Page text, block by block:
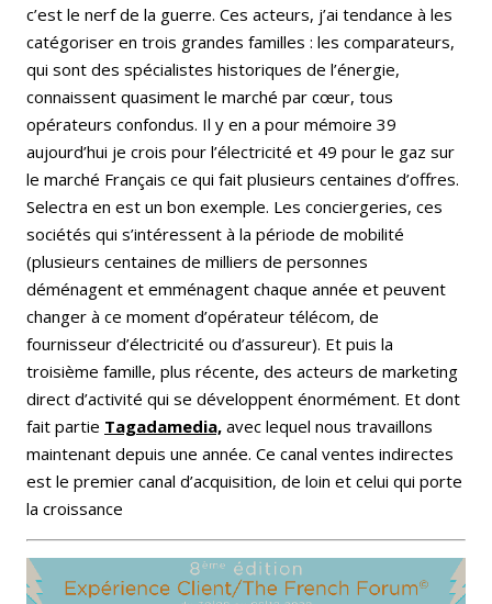
c’est le nerf de la guerre. Ces acteurs, j’ai tendance à les
catégoriser en trois grandes familles : les comparateurs,
qui sont des spécialistes historiques de l’énergie,
connaissent quasiment le marché par cœur, tous
opérateurs confondus. Il y en a pour mémoire 39
aujourd’hui je crois pour l’électricité et 49 pour le gaz sur
le marché Français ce qui fait plusieurs centaines d’offres.
Selectra en est un bon exemple. Les conciergeries, ces
sociétés qui s’intéressent à la période de mobilité
(plusieurs centaines de milliers de personnes
déménagent et emménagent chaque année et peuvent
changer à ce moment d’opérateur télécom, de
fournisseur d’électricité ou d’assureur). Et puis la
troisième famille, plus récente, des acteurs de marketing
direct d’activité qui se développent énormément. Et dont
fait partie Tagadamedia, avec lequel nous travaillons
maintenant depuis une année. Ce canal ventes indirectes
est le premier canal d’acquisition, de loin et celui qui porte
la croissance